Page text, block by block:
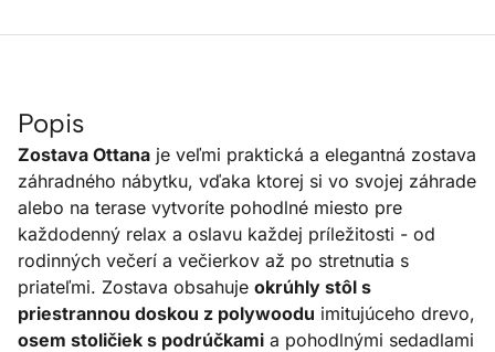
Popis
Zostava Ottana je veľmi praktická a elegantná zostava
záhradného nábytku, vďaka ktorej si vo svojej záhrade
alebo na terase vytvoríte pohodlné miesto pre
každodenný relax a oslavu každej príležitosti - od
rodinných večerí a večierkov až po stretnutia s
priateľmi. Zostava obsahuje okrúhly stôl s
priestrannou doskou z polywoodu imitujúceho drevo,
osem stoličiek s podrúčkami a pohodlnými sedadlami